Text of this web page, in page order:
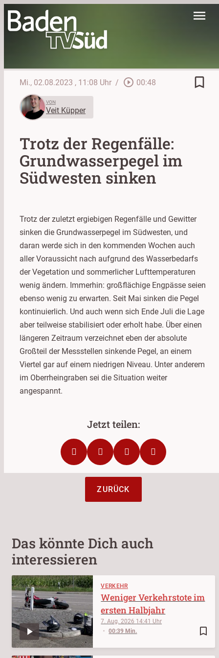
menu
Mi., 02.08.2023 , 11:08 Uhr / play_circle_outline 00:48 bookmark_border
VON
Veit Küpper
Trotz der Regenfälle:
Grundwasserpegel im
Südwesten sinken
Trotz der zuletzt ergiebigen Regenfälle und Gewitter
sinken die Grundwasserpegel im Südwesten, und
daran werde sich in den kommenden Wochen auch
aller Voraussicht nach aufgrund des Wasserbedarfs
der Vegetation und sommerlicher Lufttemperaturen
wenig ändern. Immerhin: großflächige Engpässe seien
ebenso wenig zu erwarten. Seit Mai sinken die Pegel
kontinuierlich. Und auch wenn sich Ende Juli die Lage
aber teilweise stabilisiert oder erholt habe. Über einen
längeren Zeitraum verzeichnet eben der absolute
Großteil der Messstellen sinkende Pegel, an einem
Viertel gar auf einem niedrigen Niveau. Unter anderem
im Oberrheingraben sei die Situation weiter
angespannt.
ZURÜCK
Das könnte Dich auch
interessieren
VERKEHR
bookmark_border
7. Aug. 2026 14:41
00:39 Min.
Weniger Verkehrstote im
ersten Halbjahr